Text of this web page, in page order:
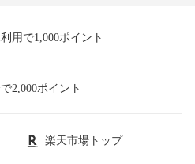
用で1,000ポイント
2,000ポイント
楽天市場トップ